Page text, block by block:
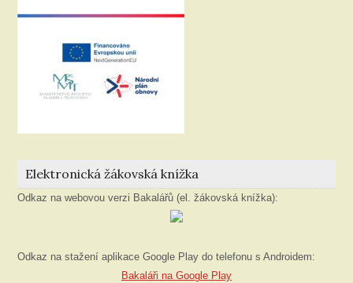
Elektronická žákovská knížka
Odkaz na webovou verzi Bakalářů (el. žákovská knížka):
Odkaz na stažení aplikace Google Play do telefonu s Androidem:
Bakaláři na Google Play